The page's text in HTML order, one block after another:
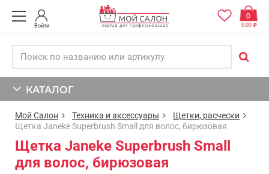
Войти
0
0,00
КАТАЛОГ
Мой Салон Техника и аксессуары
Щетки, расчески
Щетка Janeke Superbrush Small для волос, бирюзовая
Щетка Janeke Superbrush Small
для волос, бирюзовая